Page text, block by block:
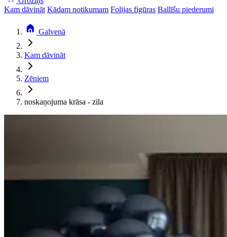
Kam dāvināt Kādam notikumam Folijas figūras Ballīšu piederumi
Galvenā
Kam dāvināt
Zēniem
noskaņojuma krāsa - zila